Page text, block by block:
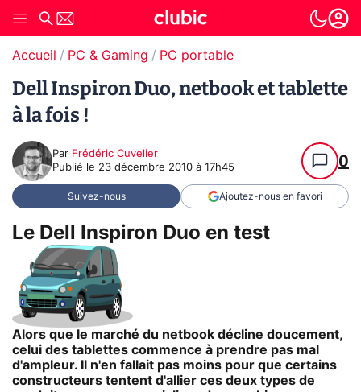
Accueil PC & Gaming PC portable
Dell Inspiron Duo, netbook et tablette
à la fois !
Par Frédéric Cuvelier
Publié le 23 décembre 2010 à 17h45 0
Suivez-nous Ajoutez-nous en favori
Le Dell Inspiron Duo en test
Alors que le marché du netbook décline doucement,
celui des tablettes commence à prendre pas mal
d'ampleur. Il n'en fallait pas moins pour que certains
constructeurs tentent d'allier ces deux types de